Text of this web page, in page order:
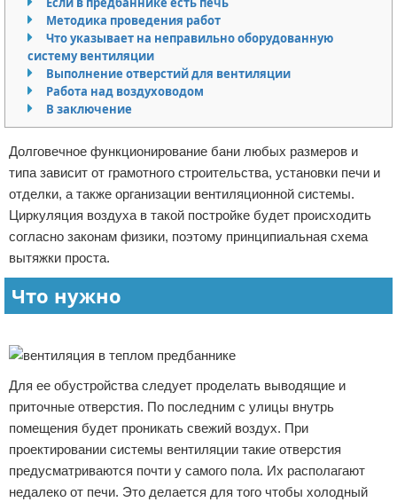
Домашний быт
Коммунальные услуги
Сантехника
Безопасность
Стройматериалы
Разное
Отказ от ответственности
Методика проведения работ
Что указывает на неправильно оборудованную
систему вентиляции
Выполнение отверстий для вентиляции
Работа над воздуховодом
В заключение
Долговечное функционирование бани любых размеров и
типа зависит от грамотного строительства, установки печи и
отделки, а также организации вентиляционной системы.
Циркуляция воздуха в такой постройке будет происходить
согласно законам физики, поэтому принципиальная схема
вытяжки проста.
Что нужно
Для ее обустройства следует проделать выводящие и
приточные отверстия. По последним с улицы внутрь
помещения будет проникать свежий воздух. При
проектировании системы вентиляции такие отверстия
предусматриваются почти у самого пола. Их располагают
недалеко от печи. Это делается для того чтобы холодный